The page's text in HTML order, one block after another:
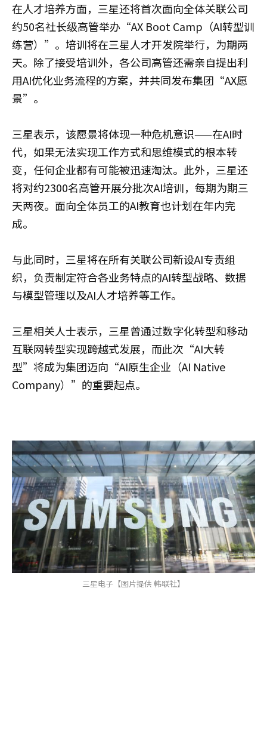
在人才培养方面，三星还将首次面向全体关联公司
约50名社长级高管举办“AX Boot Camp（AI转型训
练营）”。培训将在三星人才开发院举行，为期两
天。除了接受培训外，各公司高管还需亲自提出利
用AI优化业务流程的方案，并共同发布集团“AX愿
景”。
三星表示，该愿景将体现一种危机意识——在AI时
代，如果无法实现工作方式和思维模式的根本转
变，任何企业都有可能被迅速淘汰。此外，三星还
将对约2300名高管开展分批次AI培训，每期为期三
天两夜。面向全体员工的AI教育也计划在年内完
成。
与此同时，三星将在所有关联公司新设AI专责组
织，负责制定符合各业务特点的AI转型战略、数据
与模型管理以及AI人才培养等工作。
三星相关人士表示，三星曾通过数字化转型和移动
互联网转型实现跨越式发展，而此次“AI大转
型”将成为集团迈向“AI原生企业（AI Native
Company）”的重要起点。
三星电子【图片提供 韩联社】